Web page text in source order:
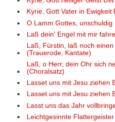
Kyrie, Gott Vater in
O Lamm Gottes, unschuldig
Laß dein' Engel mit mir
Laß, Fürstin, laß noch
(Trauerode, Kantate)
Laß, o Herr, dein Ohr sich
(Choralsatz)
Lasset uns mit Jesu ziehen
Lasset uns mit Jesu ziehen
Lasst uns das Jahr
Leichtgesinnte